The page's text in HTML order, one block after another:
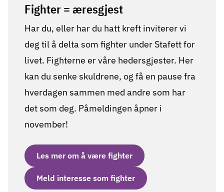
Fighter = æresgjest
Har du, eller har du hatt kreft inviterer vi
deg til å delta som fighter under Stafett for
livet. Fighterne er våre hedersgjester. Her
kan du senke skuldrene, og få en pause fra
hverdagen sammen med andre som har
det som deg. Påmeldingen åpner i
november!
Les mer om å være fighter
Meld interesse som fighter